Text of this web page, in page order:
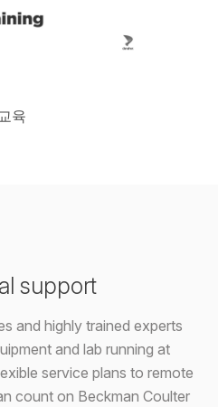
육
support
and highly trained experts
and lab running at
service plans to remote
count on Beckman Coulter